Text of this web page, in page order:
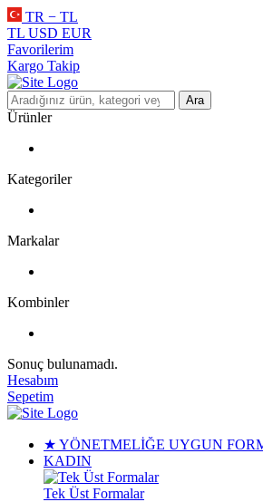
TR − TL
TL USD EUR
Favorilerim
Kargo Takip
Ara
Ürünler
Kategoriler
Markalar
Kombinler
Sonuç bulunamadı.
Hesabım
Sepetim
★ YÖNETMELİĞE UYGUN
KADIN
Tek Üst Formalar